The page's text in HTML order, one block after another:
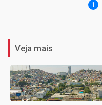
1
Veja mais